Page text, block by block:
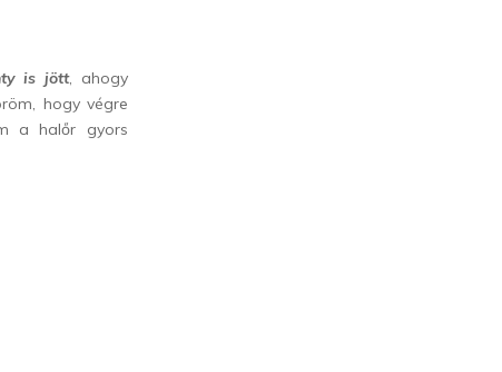
is jött, ahogy
hogy végre
a halőr gyors